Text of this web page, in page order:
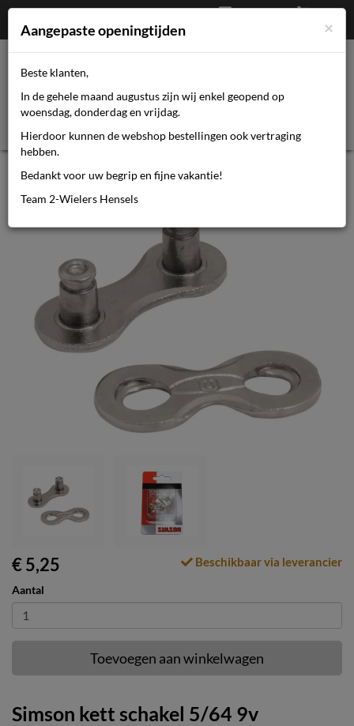
€0,00
Afrekenen
Mijn account
Simson kett schakel 5/64 9v
€ 5,25 Beschikbaar via leverancier
Aantal
Toevoegen aan winkelwagen
Simson kett schakel 5/64 9v
×
Aangepaste openingtijden
Beste klanten,
In de gehele maand augustus zijn wij enkel geopend op
woensdag, donderdag en vrijdag.
Hierdoor kunnen de webshop bestellingen ook vertraging
hebben.
Bedankt voor uw begrip en fijne vakantie!
Team 2-Wielers Hensels